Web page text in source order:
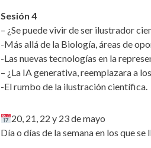
Sesión 4
– ¿Se puede vivir de ser ilustrador
-Más allá de la Biología, áreas de
-Las nuevas tecnologías en la
– ¿La IA generativa, reemplazara a
-El rumbo de la ilustración científica.
20, 21, 22 y 23 de mayo
Día o días de la semana en los que